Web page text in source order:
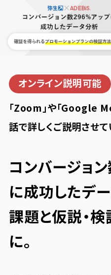
オンライン説明可能
「Zoom」や「Google
話で詳しくご説明させて
コンバージョ
に成功したデ
課題と仮説・
に。